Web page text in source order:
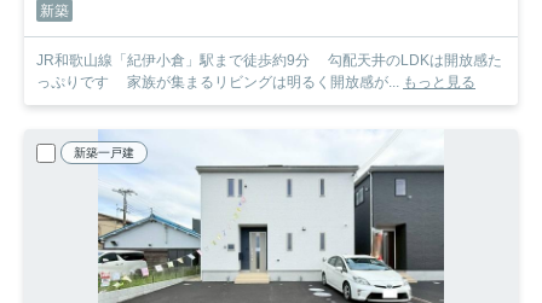
新築
JR和歌山線「紀伊小倉」駅まで徒歩約9分 勾配天井のLDKは開放感た
っぷりです 家族が集まるリビングは明るく開放感が... もっと見る
新築一戸建